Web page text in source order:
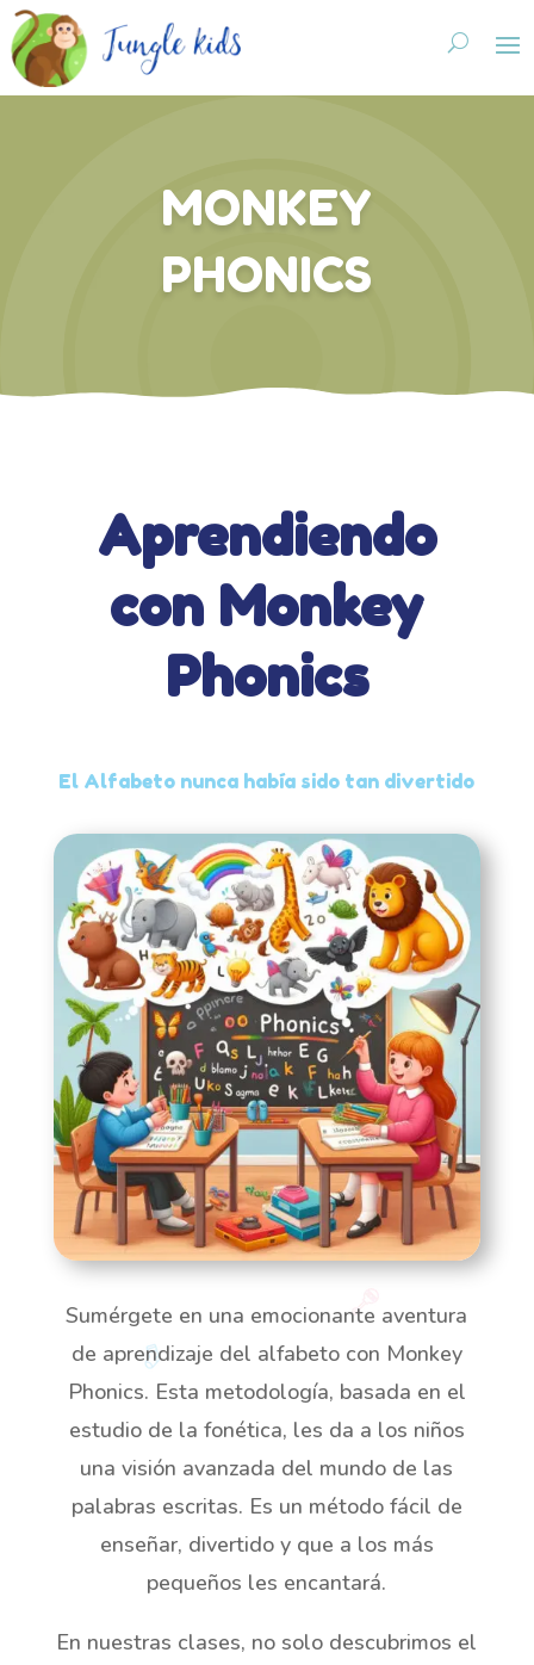
MONKEY
PHONICS
Aprendiendo
con Monkey
Phonics
El Alfabeto nunca había sido tan divertido
Sumérgete en una emocionante aventura
de aprendizaje del alfabeto con Monkey
Phonics. Esta metodología, basada en el
estudio de la fonética, les da a los niños
una visión avanzada del mundo de las
palabras escritas. Es un método fácil de
enseñar, divertido y que a los más
pequeños les encantará.
En nuestras clases, no solo descubrimos el